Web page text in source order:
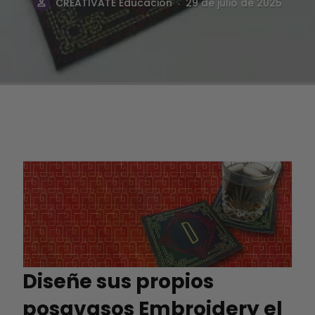
Diseñe sus propios
posavasos Embroidery el